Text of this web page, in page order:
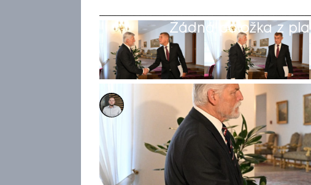
Žádná položka z
Ladislav Šustr
8. kvě 2026, 11:02
Při příchodu předsedy vlády
panovala dusná atmosféra.
později a prezident ho na jeho